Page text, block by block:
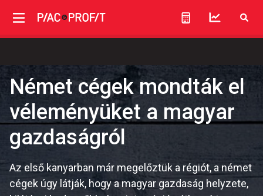
Német cégek mondták el
véleményüket a magyar
gazdaságról
Az első kanyarban már megelőztük a régiót, a német
cégek úgy látják, hogy a magyar gazdaság helyzete,